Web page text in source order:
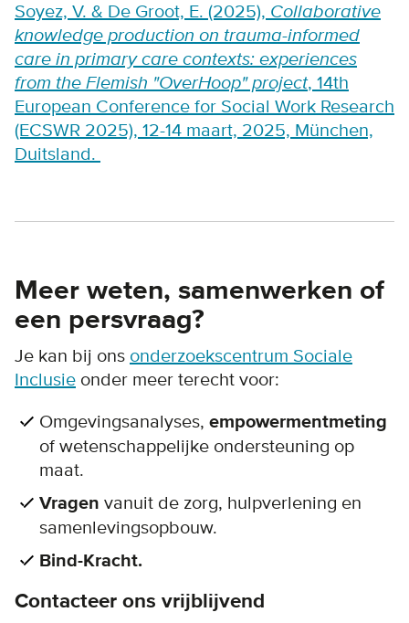
Soyez, V. & De Groot, E. (2025), Collaborative
knowledge production on trauma-informed
care in primary care contexts: experiences
from the Flemish "OverHoop" project, 14th
European Conference for Social Work Research
(ECSWR 2025), 12-14 maart, 2025, München,
Duitsland.
Meer weten, samenwerken of
een persvraag?
Je kan bij ons onderzoekscentrum Sociale
Inclusie onder meer terecht voor:
Omgevingsanalyses, empowermentmeting
of wetenschappelijke ondersteuning op
maat.
Vragen vanuit de zorg, hulpverlening en
samenlevingsopbouw.
Bind-Kracht.
Contacteer ons vrijblijvend